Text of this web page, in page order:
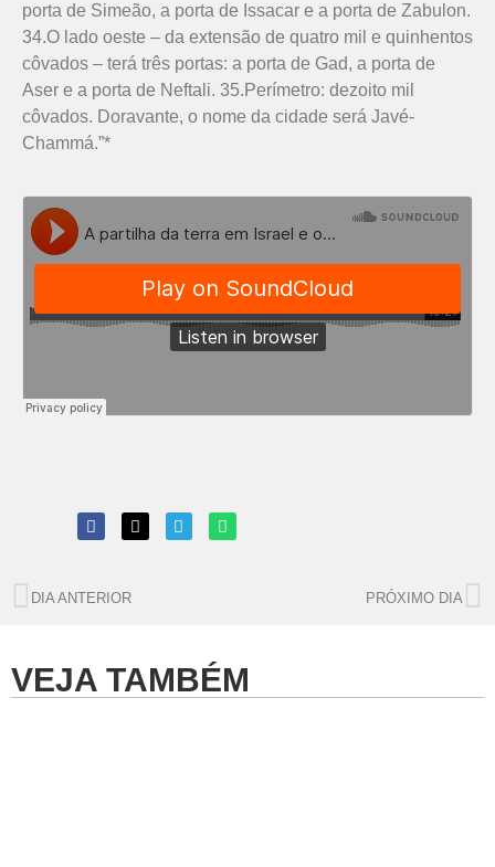
porta de Simeão, a porta de Issacar e a porta de Zabulon.
34.O lado oeste – da extensão de quatro mil e quinhentos
côvados – terá três portas: a porta de Gad, a porta de
Aser e a porta de Neftali. 35.Perímetro: dezoito mil
côvados. Doravante, o nome da cidade será Javé-
Chammá.”*
DIA ANTERIOR PRÓXIMO DIA
VEJA TAMBÉM